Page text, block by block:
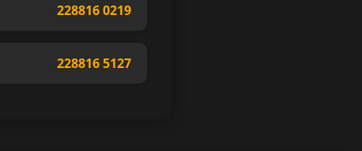
228816 0219
228816 5127